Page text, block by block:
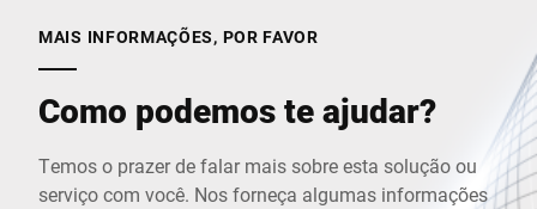
MAIS INFORMAÇÕES, POR FAVOR
Como podemos te ajudar?
Temos o prazer de falar mais sobre esta solução ou
serviço com você. Nos forneça algumas informações